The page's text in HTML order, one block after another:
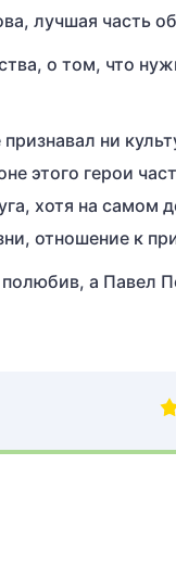
лучшая часть
о том, что
ни
этого герои
хотя на самом
отношение к
а Павел